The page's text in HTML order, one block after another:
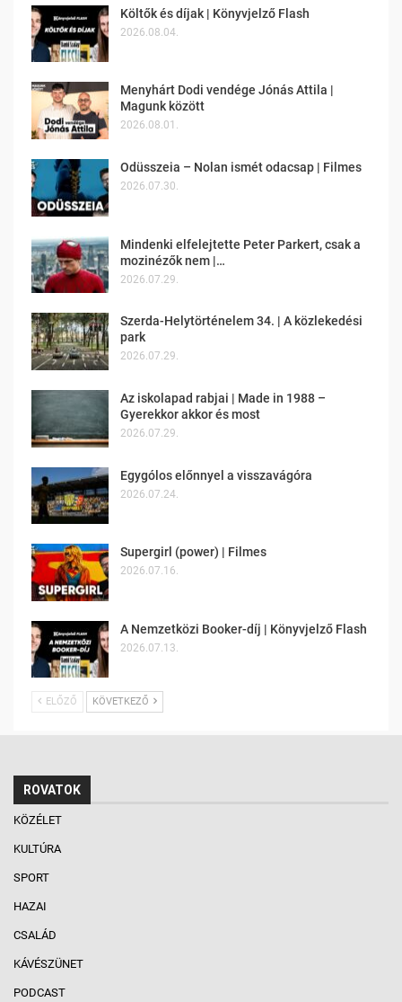
Költők és díjak | Könyvjelző Flash
2026.08.04.
Menyhárt Dodi vendége Jónás Attila |
Magunk között
2026.08.01.
Odüsszeia – Nolan ismét odacsap | Filmes
2026.07.30.
Mindenki elfelejtette Peter Parkert, csak a
mozinézők nem |…
2026.07.29.
Szerda-Helytörténelem 34. | A közlekedési
park
2026.07.29.
Az iskolapad rabjai | Made in 1988 –
Gyerekkor akkor és most
2026.07.29.
Egygólos előnnyel a visszavágóra
2026.07.24.
Supergirl (power) | Filmes
2026.07.16.
A Nemzetközi Booker-díj | Könyvjelző Flash
2026.07.13.
ELŐZŐ KÖVETKEZŐ
ROVATOK
KÖZÉLET
KULTÚRA
SPORT
HAZAI
CSALÁD
KÁVÉSZÜNET
PODCAST